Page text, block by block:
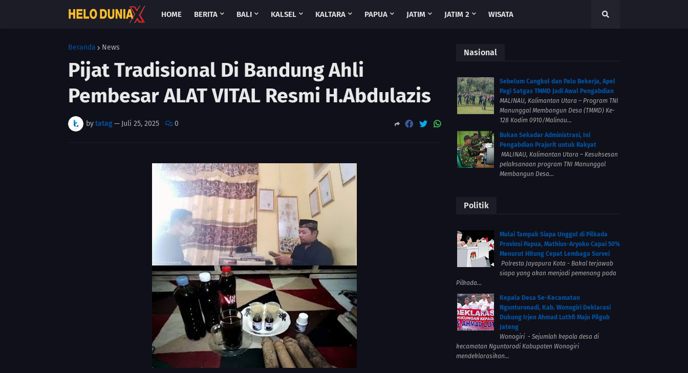
HOME BERITA BALI KALSEL KALTARA PAPUA JATIM JATIM 2 WISATA
Beranda News
Pijat Tradisional Di Bandung Ahli
Pembesar ALAT VITAL Resmi H.Abdulazis
bytatag— Juli 25, 2025 0
Nasional
Sebelum Cangkul dan Palu Bekerja, Apel
Pagi Satgas TMMD Jadi Awal Pengabdian
MALINAU, Kalimantan Utara – Program TNI
Manunggal Membangun Desa (TMMD) Ke-
128 Kodim 0910/Malinau...
Bukan Sekadar Administrasi, Ini
Pengabdian Prajurit untuk Rakyat
MALINAU, Kalimantan Utara – Kesuksesan
pelaksanaan program TNI Manunggal
Membangun Desa...
Politik
Mulai Tampak Siapa Unggul di Pilkada
Provinsi Papua, Mathius-Aryoko Capai 50%
Menurut Hitung Cepat Lembaga Survei
Polresta Jayapura Kota - Bakal terjawab
siapa yang akan menjadi pemenang pada
Pilkada...
Kepala Desa Se-Kecamatan
Ngunturonadi, Kab. Wonogiri Deklarasi
Dukung Irjen Ahmad Luthfi Maju Pilgub
Jateng
Wonogiri - Sejumlah kepala desa di
kecamatan Nguntorodi Kabupaten Wonogiri
mendeklarasikan...